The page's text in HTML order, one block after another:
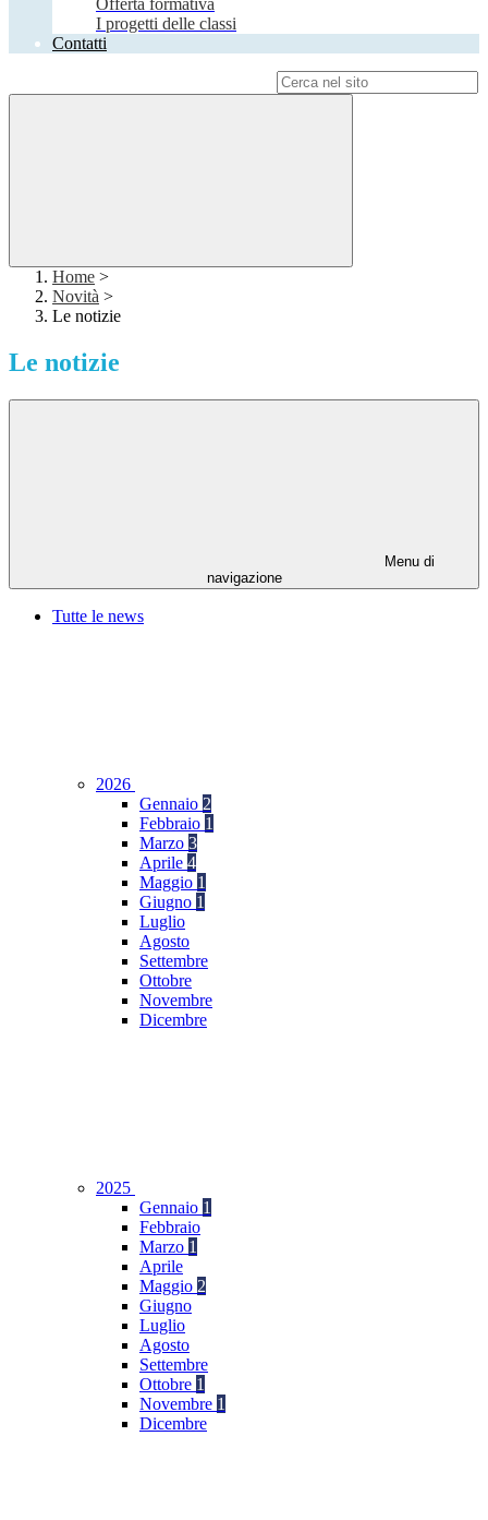
Offerta formativa
I progetti delle classi
Contatti
Home >
Novità >
Le notizie
Le notizie
Menu di
navigazione
Tutte le news
2026
Gennaio 2
Febbraio 1
Marzo 3
Aprile 4
Maggio 1
Giugno 1
Luglio
Agosto
Settembre
Ottobre
Novembre
Dicembre
2025
Gennaio 1
Febbraio
Marzo 1
Aprile
Maggio 2
Giugno
Luglio
Agosto
Settembre
Ottobre 1
Novembre 1
Dicembre